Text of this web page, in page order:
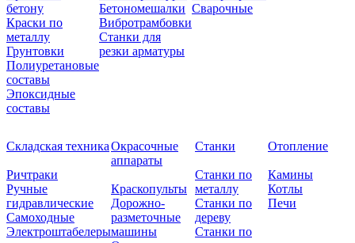
бетону
Краски по
металлу
Грунтовки
Полиуретановые
составы
Эпоксидные
составы
Бетономешалки
Вибротрамбовки
Станки для
резки арматуры
Сварочные
Складская техника
Ричтраки
Ручные
гидравлические
Самоходные
Электроштабелеры
Окрасочные
аппараты
Краскопульты
Дорожно-
разметочные
машины
Станки
Станки по
металлу
Станки по
дереву
Станки по
Отопление
Камины
Котлы
Печи